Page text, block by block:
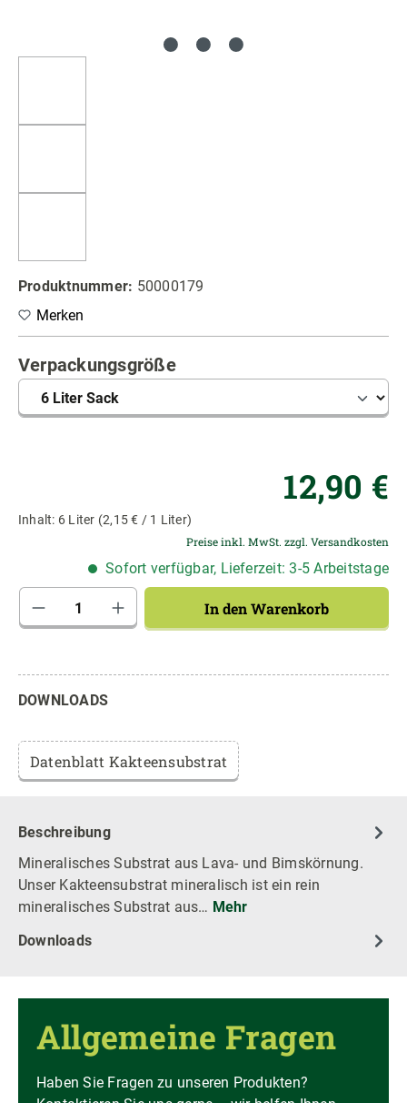
Produktnummer: 50000179
Merken
Verpackungsgrößeauswählen
12,90 €
Inhalt: 6 Liter (2,15 € / 1 Liter)
Preise inkl. MwSt. zzgl. Versandkosten
Sofort verfügbar, Lieferzeit: 3-5 Arbeitstage
Produkt Anzahl: Gib den gewünschten
In den Warenkorb
DOWNLOADS
Datenblatt Kakteensubstrat
Beschreibung
Mineralisches Substrat aus Lava- und Bimskörnung.
Unser Kakteensubstrat mineralisch ist ein rein
mineralisches Substrat aus… Mehr
Downloads
Allgemeine Fragen
Haben Sie Fragen zu unseren Produkten?